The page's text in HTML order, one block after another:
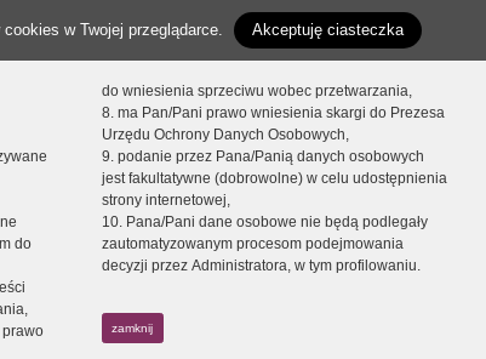
w Twojej przeglądarce. Akceptuję ciasteczka
do
do wniesienia sprzeciwu wobec przetwarzania,
8. ma Pan/Pani prawo wniesienia skargi do Prezesa
Urzędu Ochrony Danych Osobowych,
9. podanie przez Pana/Panią danych osobowych
jest fakultatywne (dobrowolne) w celu udostępnienia
strony internetowej,
10. Pana/Pani dane osobowe nie będą podlegały
zautomatyzowanym procesom podejmowania
decyzji przez Administratora, w tym profilowaniu.
zamknij